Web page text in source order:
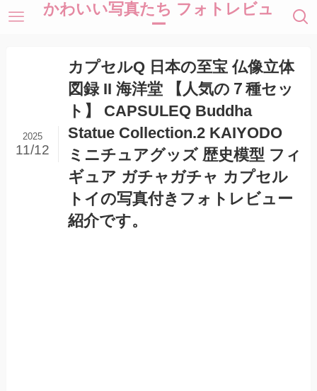
かわいい写真たち フォトレビュ
ー
カプセルQ 日本の至宝 仏像立体
図録 II 海洋堂 【人気の７種セッ
ト】 CAPSULEQ Buddha
Statue Collection.2 KAIYODO
ミニチュアグッズ 歴史模型 フィ
ギュア ガチャガチャ カプセル
トイの写真付きフォトレビュー
紹介です。
2025
11/12